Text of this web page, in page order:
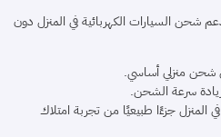
شحن السيارات الكهربائية في المنزل دون
شحن منزلي أساسي.
سرعة الشحن.
المنزل جزءًا طبيعيًا من تجربة امتلاك